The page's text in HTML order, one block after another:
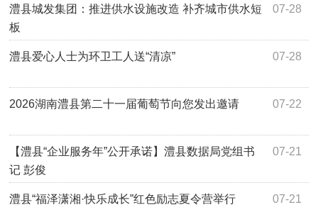
07-28
澧县城发集团：推进供水设施改造 补齐城市供水短
板
07-28
澧县爱心人士为环卫工人送“清凉”
07-22
2026湖南澧县第二十一届葡萄节向您发出邀请
07-21
【澧县“企业服务年”公开承诺】澧县数据局党组书
记 彭俊
07-21
澧县“福泽潇湘·快乐成长”红色励志夏令营举行